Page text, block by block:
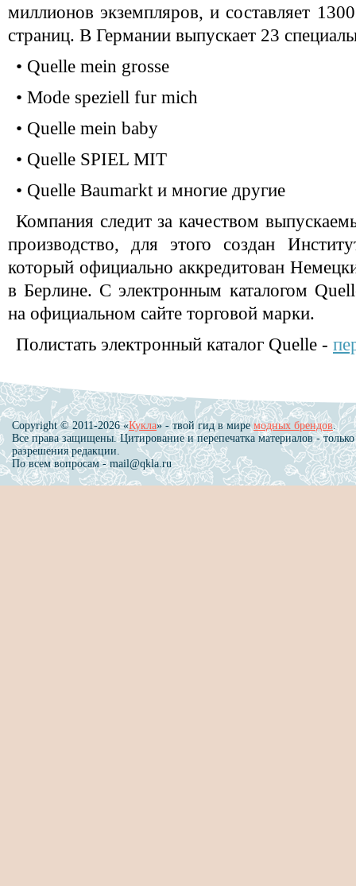
миллионов экземпляров, и составляет
страниц. В Германии выпускает 23
• Quelle mein grosse
• Mode speziell fur mich
• Quelle mein baby
• Quelle SPIEL MIT
• Quelle Baumarkt и многие другие
Компания следит за качеством
производство, для этого создан
который официально аккредитован
в Берлине. С электронным каталогом
на официальном сайте торговой марки.
Полистать электронный каталог Quelle -
Copyright © 2011-2026 «Кукла» - твой гид в миремодных брендов.
Все права защищены. Цитирование и перепечатка материалов - только
разрешения редакции.
По всем вопросам - mail@qkla.ru